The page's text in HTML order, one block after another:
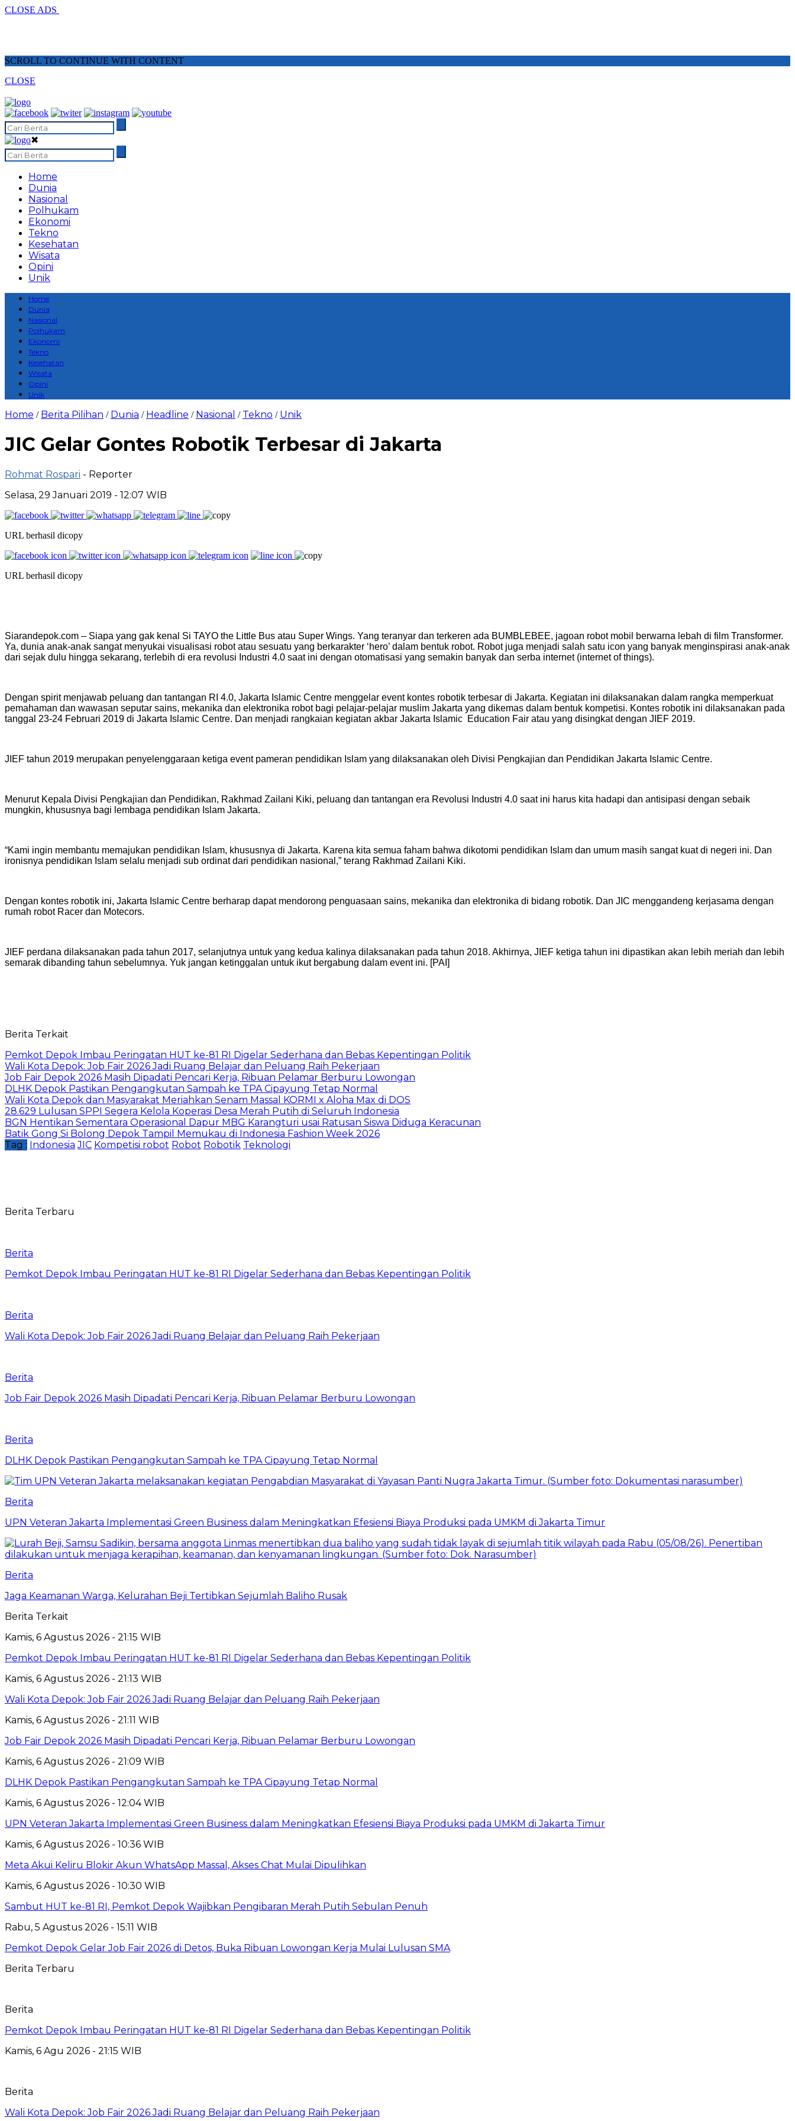
CLOSE ADS
SCROLL TO CONTINUE WITH CONTENT
CLOSE
✖
Home
Dunia
Nasional
Polhukam
Ekonomi
Tekno
Kesehatan
Wisata
Opini
Unik
Home
Dunia
Nasional
Polhukam
Ekonomi
Tekno
Kesehatan
Wisata
Opini
Unik
Home / Berita Pilihan / Dunia / Headline / Nasional / Tekno / Unik
JIC Gelar Gontes Robotik Terbesar di Jakarta
Rohmat Rospari - Reporter
Selasa, 29 Januari 2019 - 12:07 WIB
URL berhasil dicopy
URL berhasil dicopy
Siarandepok.com – Siapa yang gak kenal Si TAYO the Little Bus atau Super Wings. Yang teranyar dan terkeren ada BUMBLEBEE, jagoan robot mobil berwarna lebah di film Transformer.
Ya, dunia anak-anak sangat menyukai visualisasi robot atau sesuatu yang berkarakter ‘hero’ dalam bentuk robot. Robot juga menjadi salah satu icon yang banyak menginspirasi anak-anak
dari sejak dulu hingga sekarang, terlebih di era revolusi Industri 4.0 saat ini dengan otomatisasi yang semakin banyak dan serba internet (internet of things).
Dengan spirit menjawab peluang dan tantangan RI 4.0, Jakarta Islamic Centre menggelar event kontes robotik terbesar di Jakarta. Kegiatan ini dilaksanakan dalam rangka memperkuat
pemahaman dan wawasan seputar sains, mekanika dan elektronika robot bagi pelajar-pelajar muslim Jakarta yang dikemas dalam bentuk kompetisi. Kontes robotik ini dilaksanakan pada
tanggal 23-24 Februari 2019 di Jakarta Islamic Centre. Dan menjadi rangkaian kegiatan akbar Jakarta Islamic Education Fair atau yang disingkat dengan JIEF 2019.
JIEF tahun 2019 merupakan penyelenggaraan ketiga event pameran pendidikan Islam yang dilaksanakan oleh Divisi Pengkajian dan Pendidikan Jakarta Islamic Centre.
Menurut Kepala Divisi Pengkajian dan Pendidikan, Rakhmad Zailani Kiki, peluang dan tantangan era Revolusi Industri 4.0 saat ini harus kita hadapi dan antisipasi dengan sebaik
mungkin, khususnya bagi lembaga pendidikan Islam Jakarta.
“Kami ingin membantu memajukan pendidikan Islam, khususnya di Jakarta. Karena kita semua faham bahwa dikotomi pendidikan Islam dan umum masih sangat kuat di negeri ini. Dan
ironisnya pendidikan Islam selalu menjadi sub ordinat dari pendidikan nasional,” terang Rakhmad Zailani Kiki.
Dengan kontes robotik ini, Jakarta Islamic Centre berharap dapat mendorong penguasaan sains, mekanika dan elektronika di bidang robotik. Dan JIC menggandeng kerjasama dengan
rumah robot Racer dan Motecors.
JIEF perdana dilaksanakan pada tahun 2017, selanjutnya untuk yang kedua kalinya dilaksanakan pada tahun 2018. Akhirnya, JIEF ketiga tahun ini dipastikan akan lebih meriah dan lebih
semarak dibanding tahun sebelumnya. Yuk jangan ketinggalan untuk ikut bergabung dalam event ini. [PAI]
Berita Terkait
Pemkot Depok Imbau Peringatan HUT ke-81 RI Digelar Sederhana dan Bebas Kepentingan Politik
Wali Kota Depok: Job Fair 2026 Jadi Ruang Belajar dan Peluang Raih Pekerjaan
Job Fair Depok 2026 Masih Dipadati Pencari Kerja, Ribuan Pelamar Berburu Lowongan
DLHK Depok Pastikan Pengangkutan Sampah ke TPA Cipayung Tetap Normal
Wali Kota Depok dan Masyarakat Meriahkan Senam Massal KORMI x Aloha Max di DOS
28.629 Lulusan SPPI Segera Kelola Koperasi Desa Merah Putih di Seluruh Indonesia
BGN Hentikan Sementara Operasional Dapur MBG Karangturi usai Ratusan Siswa Diduga Keracunan
Batik Gong Si Bolong Depok Tampil Memukau di Indonesia Fashion Week 2026
Tag : Indonesia JIC Kompetisi robot Robot Robotik Teknologi
Berita Terbaru
Berita
Pemkot Depok Imbau Peringatan HUT ke-81 RI Digelar Sederhana dan Bebas Kepentingan Politik
Berita
Wali Kota Depok: Job Fair 2026 Jadi Ruang Belajar dan Peluang Raih Pekerjaan
Berita
Job Fair Depok 2026 Masih Dipadati Pencari Kerja, Ribuan Pelamar Berburu Lowongan
Berita
DLHK Depok Pastikan Pengangkutan Sampah ke TPA Cipayung Tetap Normal
Berita
UPN Veteran Jakarta Implementasi Green Business dalam Meningkatkan Efesiensi Biaya Produksi pada UMKM di Jakarta Timur
Berita
Jaga Keamanan Warga, Kelurahan Beji Tertibkan Sejumlah Baliho Rusak
Berita Terkait
Kamis, 6 Agustus 2026 - 21:15 WIB
Pemkot Depok Imbau Peringatan HUT ke-81 RI Digelar Sederhana dan Bebas Kepentingan Politik
Kamis, 6 Agustus 2026 - 21:13 WIB
Wali Kota Depok: Job Fair 2026 Jadi Ruang Belajar dan Peluang Raih Pekerjaan
Kamis, 6 Agustus 2026 - 21:11 WIB
Job Fair Depok 2026 Masih Dipadati Pencari Kerja, Ribuan Pelamar Berburu Lowongan
Kamis, 6 Agustus 2026 - 21:09 WIB
DLHK Depok Pastikan Pengangkutan Sampah ke TPA Cipayung Tetap Normal
Kamis, 6 Agustus 2026 - 12:04 WIB
UPN Veteran Jakarta Implementasi Green Business dalam Meningkatkan Efesiensi Biaya Produksi pada UMKM di Jakarta Timur
Kamis, 6 Agustus 2026 - 10:36 WIB
Meta Akui Keliru Blokir Akun WhatsApp Massal, Akses Chat Mulai Dipulihkan
Kamis, 6 Agustus 2026 - 10:30 WIB
Sambut HUT ke-81 RI, Pemkot Depok Wajibkan Pengibaran Merah Putih Sebulan Penuh
Rabu, 5 Agustus 2026 - 15:11 WIB
Pemkot Depok Gelar Job Fair 2026 di Detos, Buka Ribuan Lowongan Kerja Mulai Lulusan SMA
Berita Terbaru
Berita
Pemkot Depok Imbau Peringatan HUT ke-81 RI Digelar Sederhana dan Bebas Kepentingan Politik
Kamis, 6 Agu 2026 - 21:15 WIB
Berita
Wali Kota Depok: Job Fair 2026 Jadi Ruang Belajar dan Peluang Raih Pekerjaan